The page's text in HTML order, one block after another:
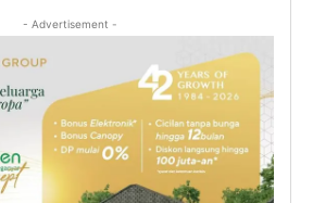
- Advertisement -